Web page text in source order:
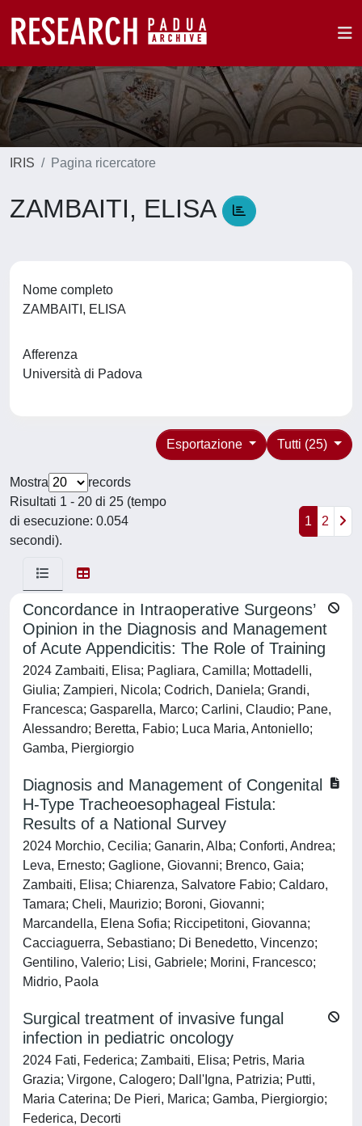
IRIS Pagina ricercatore
ZAMBAITI, ELISA
Nome completo
ZAMBAITI, ELISA
Afferenza
Università di Padova
Tutti (25)
Esportazione
Mostra
records
Risultati 1 - 20 di 25 (tempo
di esecuzione: 0.054
secondi).
1 2
Concordance in Intraoperative Surgeons’
Opinion in the Diagnosis and Management
of Acute Appendicitis: The Role of Training
2024 Zambaiti, Elisa; Pagliara, Camilla; Mottadelli,
Giulia; Zampieri, Nicola; Codrich, Daniela; Grandi,
Francesca; Gasparella, Marco; Carlini, Claudio; Pane,
Alessandro; Beretta, Fabio; Luca Maria, Antoniello;
Gamba, Piergiorgio
Diagnosis and Management of Congenital
H-Type Tracheoesophageal Fistula:
Results of a National Survey
2024 Morchio, Cecilia; Ganarin, Alba; Conforti, Andrea;
Leva, Ernesto; Gaglione, Giovanni; Brenco, Gaia;
Zambaiti, Elisa; Chiarenza, Salvatore Fabio; Caldaro,
Tamara; Cheli, Maurizio; Boroni, Giovanni;
Marcandella, Elena Sofia; Riccipetitoni, Giovanna;
Cacciaguerra, Sebastiano; Di Benedetto, Vincenzo;
Gentilino, Valerio; Lisi, Gabriele; Morini, Francesco;
Midrio, Paola
Surgical treatment of invasive fungal
infection in pediatric oncology
2024 Fati, Federica; Zambaiti, Elisa; Petris, Maria
Grazia; Virgone, Calogero; Dall'Igna, Patrizia; Putti,
Maria Caterina; De Pieri, Marica; Gamba, Piergiorgio;
Federica, Decorti